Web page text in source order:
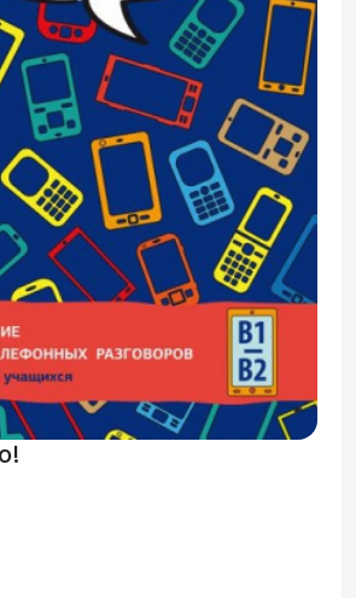
пособия по
в рамках любого курса по
как иностранному.
курса – научить
в максимальном объёме
звучащую речь,
учащихся к просмотру
художественных фильмов
Предназначено для
владеющих русским
уровней А2–В1.